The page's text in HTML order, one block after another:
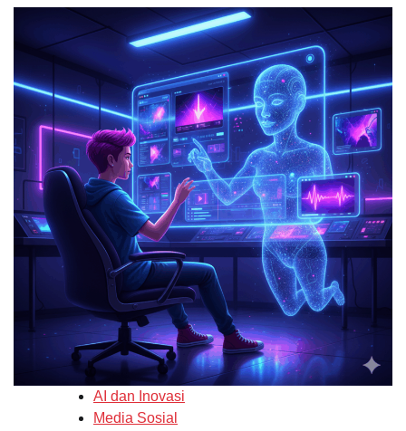
AI dan Inovasi
Media Sosial